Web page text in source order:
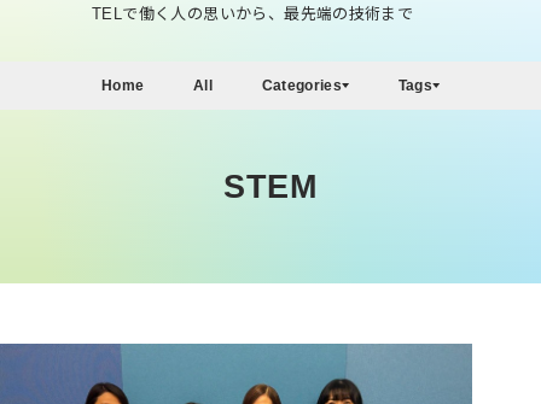
TELで働く人の思いから、最先端の技術まで
Home All Categories Tags
STEM